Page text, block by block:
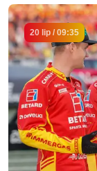
20 lip / 09:35